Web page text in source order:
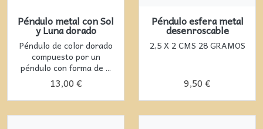
Péndulo metal con Sol
y Luna dorado
Péndulo de color dorado
compuesto por un
péndulo con forma de ...
13,00 €
Péndulo esfera metal
desenroscable
2,5 X 2 CMS 28 GRAMOS
9,50 €